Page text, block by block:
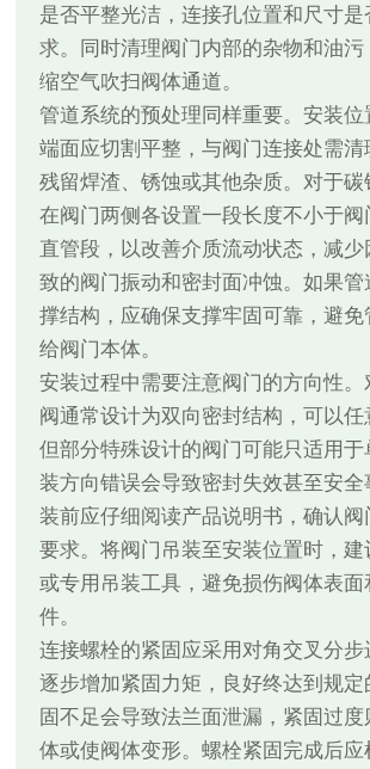
是否平整光洁，连接孔位置和尺寸
求。同时清理阀门内部的杂物和油污
缩空气吹扫阀体通道。
管道系统的预处理同样重要。安装位
端面应切割平整，与阀门连接处需
残留焊渣、锈蚀或其他杂质。对于碳
在阀门两侧各设置一段长度不小于阀
直管段，以改善介质流动状态，减少
致的阀门振动和密封面冲蚀。如果管
撑结构，应确保支撑牢固可靠，避免
给阀门本体。
安装过程中需要注意阀门的方向性。
阀通常设计为双向密封结构，可以任
但部分特殊设计的阀门可能只适用于
装方向错误会导致密封失效甚至安全
装前应仔细阅读产品说明书，确认阀
要求。将阀门吊装至安装位置时，建
或专用吊装工具，避免损伤阀体表面
件。
连接螺栓的紧固应采用对角交叉分步
逐步增加紧固力矩，良好终达到规定
固不足会导致法兰面泄漏，紧固过度
体或使阀体变形。螺栓紧固完成后